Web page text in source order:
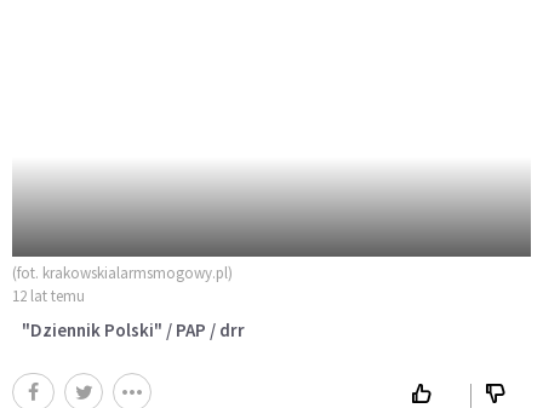
(fot. krakowskialarmsmogowy.pl)
12 lat temu
"Dziennik Polski" / PAP / drr